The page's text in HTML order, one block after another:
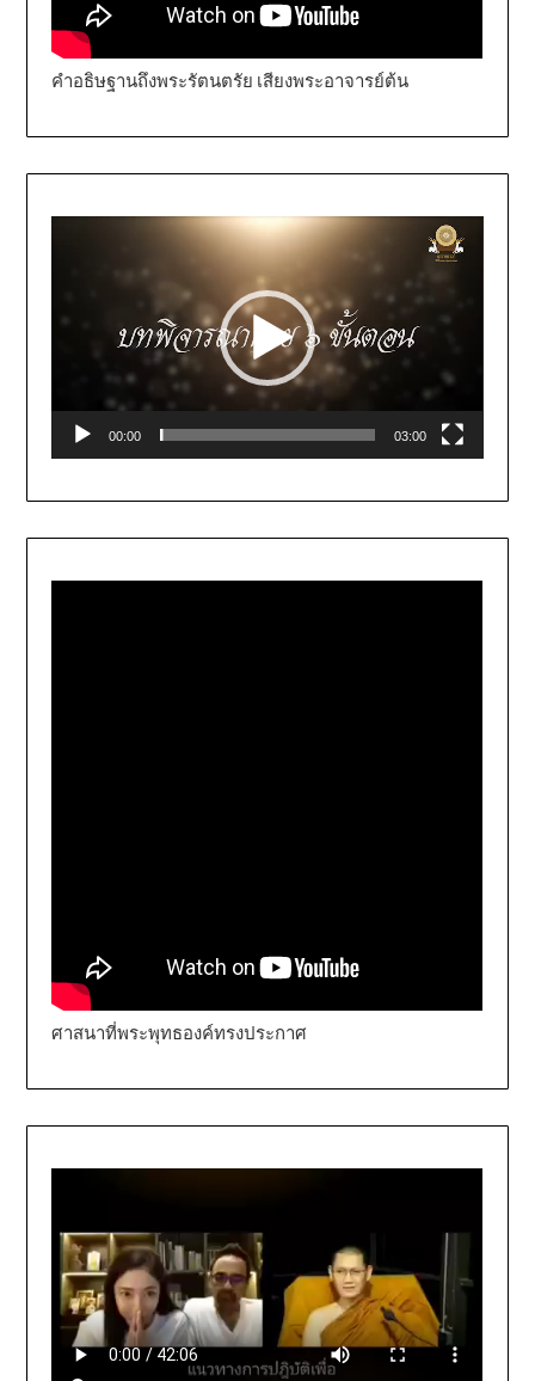
คำอธิษฐานถึงพระรัตนตรัย เสียงพระอาจารย์ต้น
00:00 03:00
ศาสนาที่พระพุทธองค์ทรงประกาศ